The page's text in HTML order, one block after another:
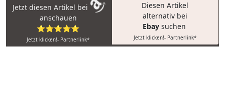
Jetzt diesen Artikel bei
anschauen
⭐⭐⭐⭐⭐
Jetzt klicken!- Partnerlink*
Diesen Artikel
alternativ bei
Ebay suchen
Jetzt klicken!- Partnerlink*